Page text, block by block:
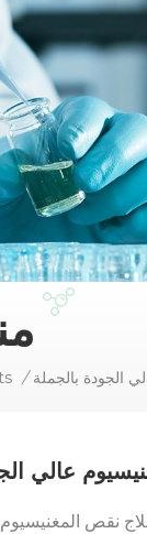
/ الجودة بالجملة
عالي
نقص